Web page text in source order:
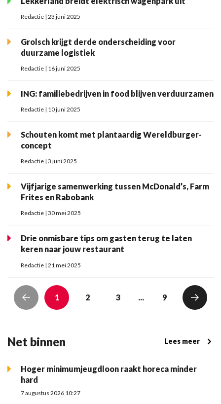
Redactie | 23 juni 2025
Grolsch krijgt derde onderscheiding voor
duurzame logistiek
Redactie | 16 juni 2025
ING: familiebedrijven in food blijven verduurzamen
Redactie | 10 juni 2025
Schouten komt met plantaardig Wereldburger-
concept
Redactie | 3 juni 2025
Vijfjarige samenwerking tussen McDonald’s, Farm
Frites en Rabobank
Redactie | 30 mei 2025
Drie onmisbare tips om gasten terug te laten
keren naar jouw restaurant
Redactie | 21 mei 2025
1 2 3 ... 9
Net binnen Lees meer
Hoger minimumjeugdloon raakt horeca minder
hard
7 augustus 2026 10:27